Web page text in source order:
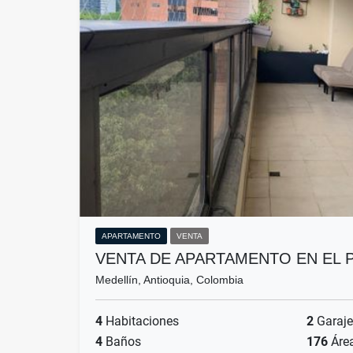
APARTAMENTO VENTA
VENTA DE APARTAMENTO EN EL
Medellín, Antioquia, Colombia
4 Habitaciones 2 Garaje
4 Baños 176